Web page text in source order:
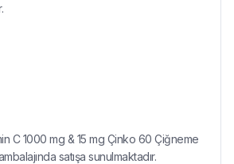
C 1000 mg & 15 mg Çinko 60 Çiğneme
satışa sunulmaktadır.